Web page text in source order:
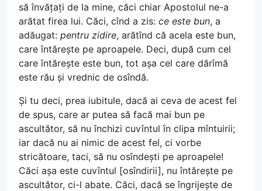
să învățați de la mine, căci chiar Apostolul ne-a
arătat firea lui. Căci, cînd a zis: ce este bun, a
adăugat: pentru zidire, arătînd că acela este bun,
care întărește pe aproapele. Deci, după cum cel
care întărește este bun, tot așa cel care dărîmă
este rău și vrednic de osîndă.
Și tu deci, prea iubitule, dacă ai ceva de acest fel
de spus, care ar putea să facă mai bun pe
ascultător, să nu închizi cuvîntul în clipa mîntuirii;
iar dacă nu ai nimic de acest fel, ci vorbe
stricătoare, taci, să nu osîndești pe aproapele!
Căci așa este cuvîntul [osîndirii], nu întărește pe
ascultător, ci-l abate. Căci, dacă se îngrijește de